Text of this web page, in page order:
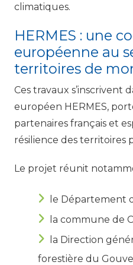
climatiques.
HERMES : une
européenne au
territoires de
Ces travaux s’inscrivent
européen HERMES,
partenaires français et
résilience des territoires
Le projet réunit
le Département
la commune de
la Direction
forestière du